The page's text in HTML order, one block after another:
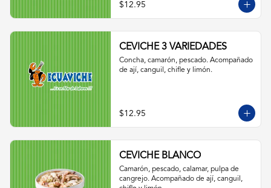
$12.95
CEVICHE 3 VARIEDADES
Concha, camarón, pescado. Acompañado
de ají, canguil, chifle y limón.
$12.95
CEVICHE BLANCO
Camarón, pescado, calamar, pulpa de
cangrejo. Acompañado de ají, canguil,